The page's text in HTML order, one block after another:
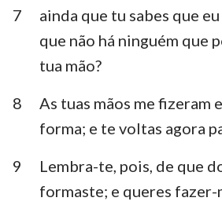
7
ainda que tu sabes que
que não há ninguém que
tua mão?
8
As tuas mãos me fizeram
forma; e te voltas agora
9
Lembra-te, pois, de que
formaste; e queres fazer-